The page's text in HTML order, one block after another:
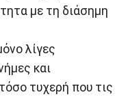
με τη διάσημη
λίγες
και
τυχερή που τις